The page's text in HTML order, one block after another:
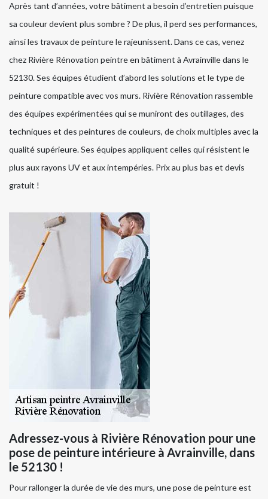
Après tant d’années, votre bâtiment a besoin d’entretien puisque
sa couleur devient plus sombre ? De plus, il perd ses performances,
ainsi les travaux de peinture le rajeunissent. Dans ce cas, venez
chez Rivière Rénovation peintre en bâtiment à Avrainville dans le
52130. Ses équipes étudient d’abord les solutions et le type de
peinture compatible avec vos murs. Rivière Rénovation rassemble
des équipes expérimentées qui se muniront des outillages, des
techniques et des peintures de couleurs, de choix multiples avec la
qualité supérieure. Ses équipes appliquent celles qui résistent le
plus aux rayons UV et aux intempéries. Prix au plus bas et devis
gratuit !
Adressez-vous à Rivière Rénovation pour une
pose de peinture intérieure à Avrainville, dans
le 52130 !
Pour rallonger la durée de vie des murs, une pose de peinture est